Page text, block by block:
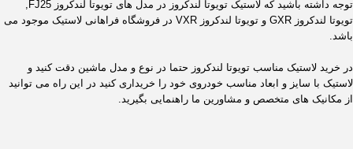
توجه داشته باشید که لاستیک تویوتا لندکروز در مدل های تویوتا لندکروز FJ25,
تویوتا لندکروز GXR و تویوتا لندکروز VXR در فروشگاه فراهانی لاستیک موجود می
باشد.
در خرید لاستیک مناسب تویوتا لندکروز حتما در نوع و مدل ماشین دقت کنید و
لاستیک با سایز و ابعاد مناسب خودروی خود را خریداری کنید در این راه می توانید
از مکانیک های متخصص و مشاورین ما راهنمایی بگیرید.